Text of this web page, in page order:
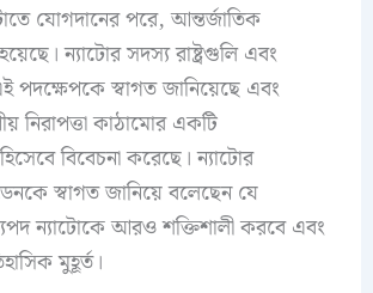
যোগদানের পরে, আন্তর্জাতিক
হয়েছে। ন্যাটোর সদস্য রাষ্ট্রগুলি এবং
পদক্ষেপকে স্বাগত জানিয়েছে এবং
নিরাপত্তা কাঠামোর একটি
বিবেচনা করেছে। ন্যাটোর
স্বাগত জানিয়ে বলেছেন যে
ন্যাটোকে আরও শক্তিশালী করবে এবং
মুহূর্ত।